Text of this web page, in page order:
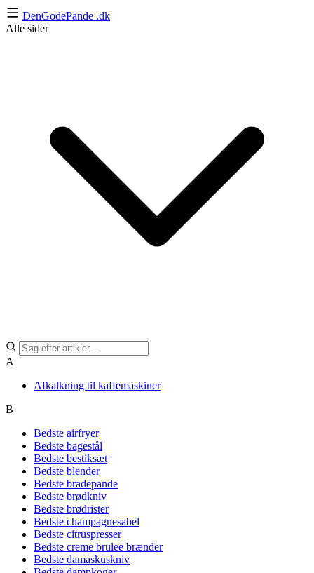
DenGodePande .dk
Alle sider
A
Afkalkning til kaffemaskiner
B
Bedste airfryer
Bedste bagestål
Bedste bestiksæt
Bedste blender
Bedste bradepande
Bedste brødkniv
Bedste brødrister
Bedste champagnesabel
Bedste citruspresser
Bedste creme brulee brænder
Bedste damaskuskniv